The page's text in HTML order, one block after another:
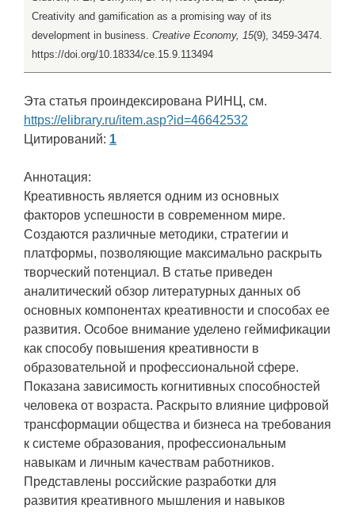
Creativity and gamification as a promising way of its
development in business. Creative Economy, 15(9), 3459-3474.
https://doi.org/10.18334/ce.15.9.113494
Эта статья проиндексирована РИНЦ, см.
https://elibrary.ru/item.asp?id=46642532
Цитирований: 1
Аннотация:
Креативность является одним из основных
факторов успешности в современном мире.
Создаются различные методики, стратегии и
платформы, позволяющие максимально раскрыть
творческий потенциал. В статье приведен
аналитический обзор литературных данных об
основных компонентах креативности и способах ее
развития. Особое внимание уделено геймификации
как способу повышения креативности в
образовательной и профессиональной сфере.
Показана зависимость когнитивных способностей
человека от возраста. Раскрыто влияние цифровой
трансформации общества и бизнеса на требования
к системе образования, профессиональным
навыкам и личным качествам работников.
Представлены российские разработки для
развития креативного мышления и навыков